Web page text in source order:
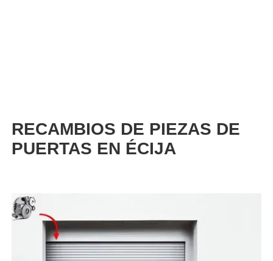
RECAMBIOS DE PIEZAS DE
PUERTAS EN ÉCIJA